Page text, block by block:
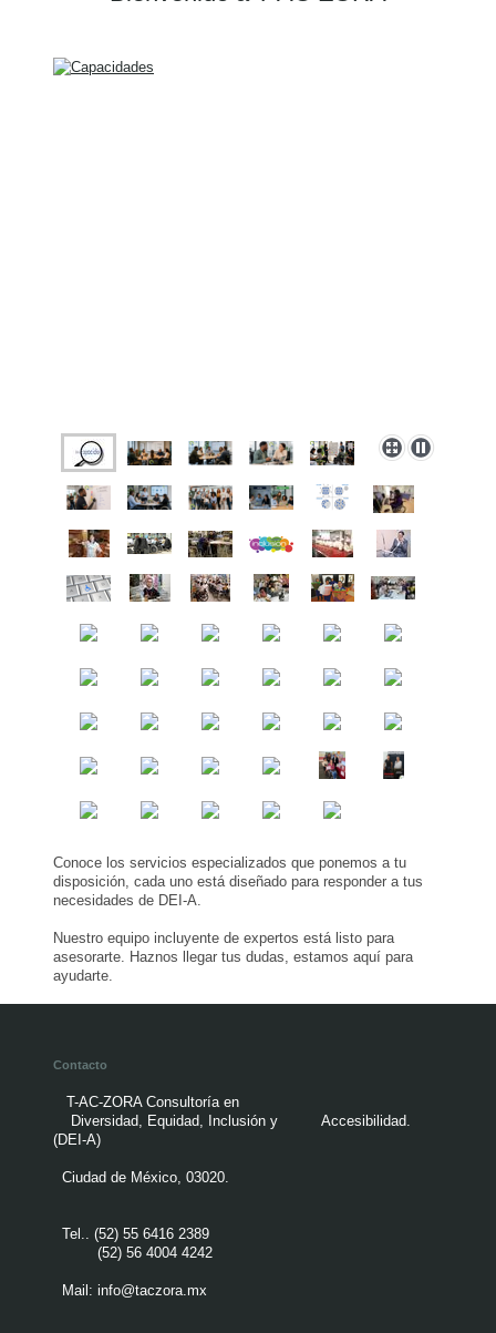
Conoce los servicios especializados que ponemos a tu
disposición, cada uno está diseñado para responder a tus
necesidades de DEI-A.
Nuestro equipo incluyente de expertos está listo para
asesorarte. Haznos llegar tus dudas, estamos aquí para
ayudarte.
Contacto
T-AC-ZORA Consultoría en
Diversidad, Equidad, Inclusión y Accesibilidad.
(DEI-A)
Ciudad de México, 03020.
Tel.. (52) 55 6416 2389
(52) 56 4004 4242
Mail: info@taczora.mx